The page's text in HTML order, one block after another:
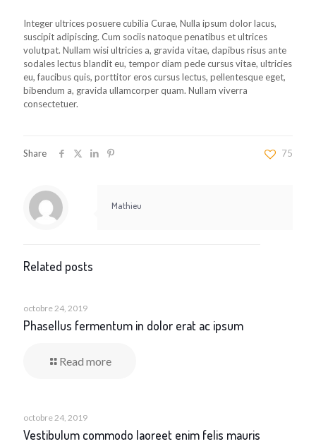
Integer ultrices posuere cubilia Curae, Nulla ipsum dolor lacus,
suscipit adipiscing. Cum sociis natoque penatibus et ultrices
volutpat. Nullam wisi ultricies a, gravida vitae, dapibus risus ante
sodales lectus blandit eu, tempor diam pede cursus vitae, ultricies
eu, faucibus quis, porttitor eros cursus lectus, pellentesque eget,
bibendum a, gravida ullamcorper quam. Nullam viverra
consectetuer.
Share 75
Mathieu
Related posts
octobre 24, 2019
Phasellus fermentum in dolor erat ac ipsum
Read more
octobre 24, 2019
Vestibulum commodo laoreet enim felis mauris